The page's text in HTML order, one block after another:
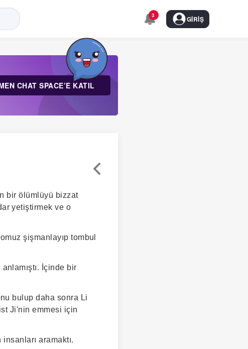
3 GIRIŞ
CHAT SPACE’E KATIL
bir ölümlüyü bizzat
yetiştirmek ve o
şişmanlayıp tombul
İçinde bir
bulup daha sonra Li
Ji'nin emmesi için
aramaktı.